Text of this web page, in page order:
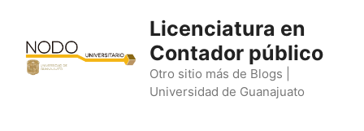
contenido
Licenciatura en
Contador público
Otro sitio más de Blogs |
Universidad de Guanajuato